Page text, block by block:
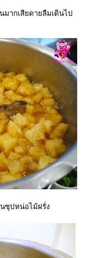
มากเสียดายลืมเดินไป
ซุปหน่อไม้ฝรั่ง